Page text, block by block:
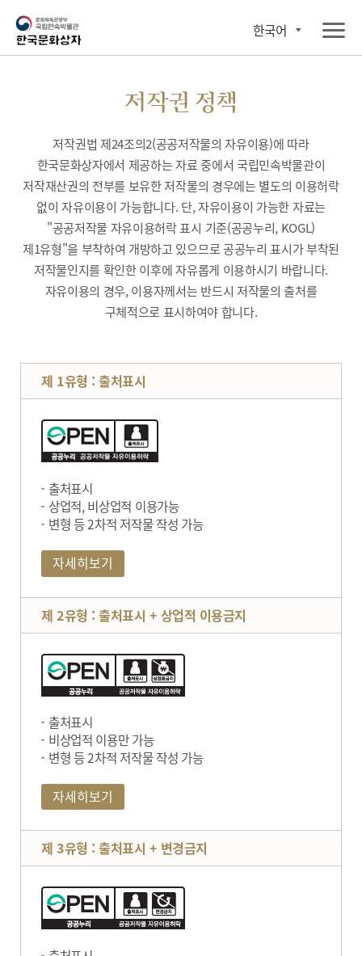
한국어
저작권 정책
저작권법 제24조의2(공공저작물의 자유이용)에 따라
한국문화상자에서 제공하는 자료 중에서 국립민속박물관이
저작재산권의 전부를 보유한 저작물의 경우에는 별도의 이용허락
없이 자유이용이 가능합니다. 단, 자유이용이 가능한 자료는
"공공저작물 자유이용허락 표시 기준(공공누리, KOGL)
제1유형"을 부착하여 개방하고 있으므로 공공누리 표시가 부착된
저작물인지를 확인한 이후에 자유롭게 이용하시기 바랍니다.
자유이용의 경우, 이용자께서는 반드시 저작물의 출처를
구체적으로 표시하여야 합니다.
제 1유형 : 출처표시
출처표시
상업적, 비상업적 이용가능
변형 등 2차적 저작물 작성 가능
자세히보기
제 2유형 : 출처표시 + 상업적 이용금지
출처표시
비상업적 이용만 가능
변형 등 2차적 저작물 작성 가능
자세히보기
제 3유형 : 출처표시 + 변경금지